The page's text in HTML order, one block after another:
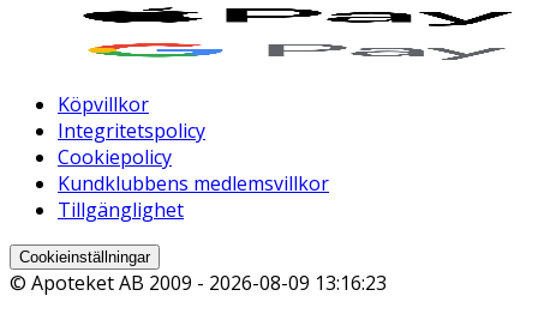
Köpvillkor
Integritetspolicy
Cookiepolicy
Kundklubbens medlemsvillkor
Tillgänglighet
Cookieinställningar
© Apoteket AB 2009 - 2026-08-09 13:16:23